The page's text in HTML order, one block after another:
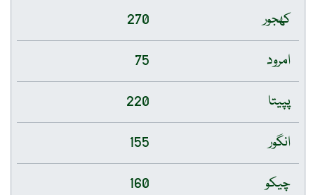
کھجور
270
امرود
75
پپیتا
220
انگور
155
چیکو
160